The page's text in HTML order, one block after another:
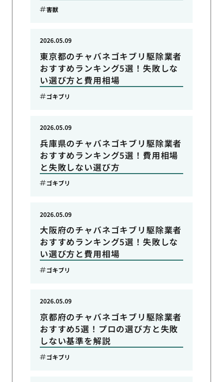
害獣
東京都のチャバネゴキブリ駆除業者
おすすめランキング5選！失敗しな
い選び方と費用相場
2026.05.09
ゴキブリ
兵庫県のチャバネゴキブリ駆除業者
おすすめランキング5選！費用相場
と失敗しない選び方
2026.05.09
ゴキブリ
大阪府のチャバネゴキブリ駆除業者
おすすめランキング5選！失敗しな
い選び方と費用相場
2026.05.09
ゴキブリ
京都府のチャバネゴキブリ駆除業者
おすすめ5選！プロの選び方と失敗
しない基準を解説
2026.05.09
ゴキブリ